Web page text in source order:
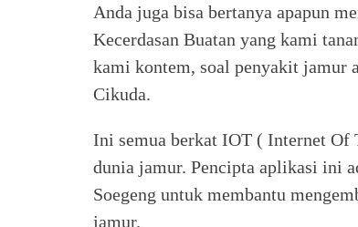
Anda juga bisa bertanya apapun
Kecerdasan Buatan yang kami
kami kontem, soal penyakit jamur
Cikuda.
Ini semua berkat IOT ( Internet Of
dunia jamur. Pencipta aplikasi ini
Soegeng untuk membantu
jamur.